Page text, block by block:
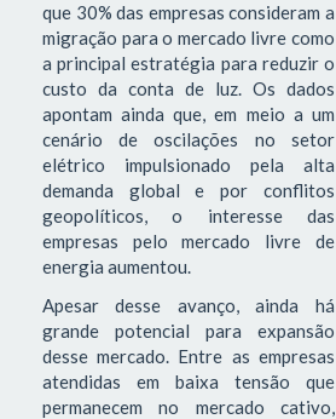
que 30% das empresas consideram a
migração para o mercado livre como
a principal estratégia para reduzir o
custo da conta de luz. Os dados
apontam ainda que, em meio a um
cenário de oscilações no setor
elétrico impulsionado pela alta
demanda global e por conflitos
geopolíticos, o interesse das
empresas pelo mercado livre de
energia aumentou.
Apesar desse avanço, ainda há
grande potencial para expansão
desse mercado. Entre as empresas
atendidas em baixa tensão que
permanecem no mercado cativo,